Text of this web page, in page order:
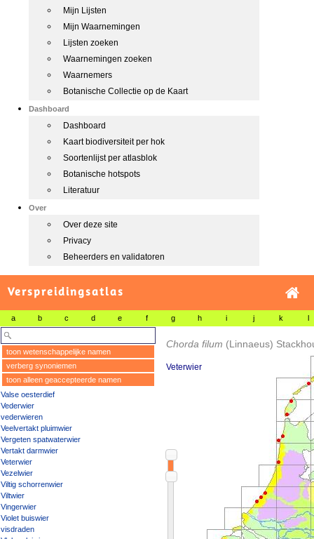
Mijn Lijsten
Mijn Waarnemingen
Lijsten zoeken
Waarnemingen zoeken
Waarnemers
Botanische Collectie op de Kaart
Dashboard
Dashboard
Kaart biodiversiteit per hok
Soortenlijst per atlasblok
Botanische hotspots
Literatuur
Over
Over deze site
Privacy
Beheerders en validatoren
Verspreidingsatlas
a b c d e f g h i j k l
toon wetenschappelijke namen
verberg synoniemen
toon alleen geaccepteerde namen
Valse oesterdief
Vederwier
vederwieren
Veelvertakt pluimwier
Vergeten spatwaterwier
Vertakt darmwier
Veterwier
Vezelwier
Viltig schorrenwier
Viltwier
Vingerwier
Violet buiswier
visdraden
Chorda filum (Linnaeus)
Veterwier